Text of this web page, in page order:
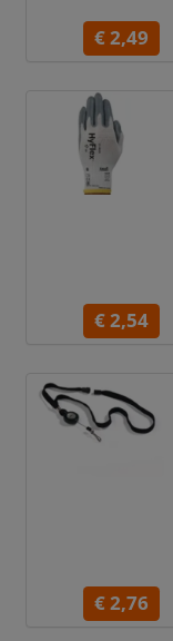
€ 2,49
€ 2,54
€ 2,76